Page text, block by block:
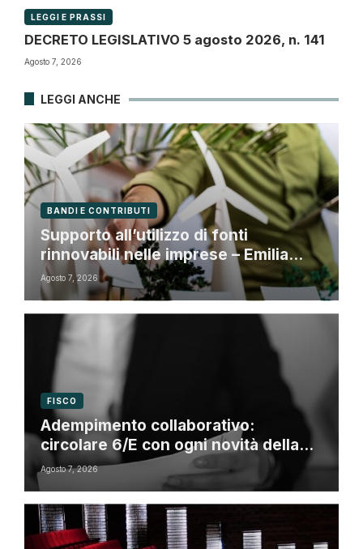
LEGGI E PRASSI
DECRETO LEGISLATIVO 5 agosto 2026, n. 141
Agosto 7, 2026
LEGGI ANCHE
BANDI E CONTRIBUTI
Supporto all’utilizzo di fonti
rinnovabili nelle imprese – Emilia
Romagna
Agosto 7, 2026
FISCO
Adempimento collaborativo:
circolare 6/E con ogni novità della
riforma fiscale
Agosto 7, 2026